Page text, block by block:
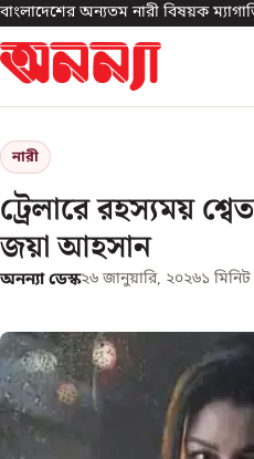
বাংলাদেশের অন্যতম নারী বিষয়ক
নারী
ট্রেলারে রহস্যময়
জয়া আহসান
অনন্যা ডেস্ক২৬ জানুয়ারি, ২০২৬১